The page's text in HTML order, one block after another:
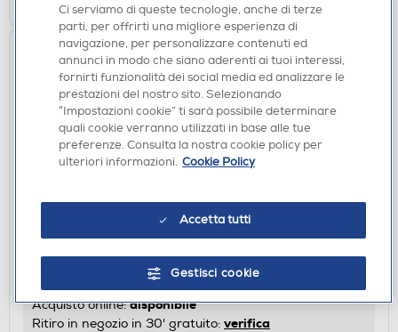
SEDIE GAMING
QUBICK - GAMING CHAIR AC MILAN DEVIL-
rosso/nero
Acquisto online:disponibile
Ritiro in negozio in 30' gratuito: verifica
Ci serviamo di queste tecnologie, anche di terze
parti, per offrirti una migliore esperienza di
navigazione, per personalizzare contenuti ed
annunci in modo che siano aderenti ai tuoi interessi,
fornirti funzionalità dei social media ed analizzare le
prestazioni del nostro sito. Selezionando
“Impostazioni cookie” ti sarà possibile determinare
quali cookie verranno utilizzati in base alle tue
preferenze. Consulta la nostra cookie policy per
ulteriori informazioni. Cookie Policy
Accetta tutti
Gestisci cookie